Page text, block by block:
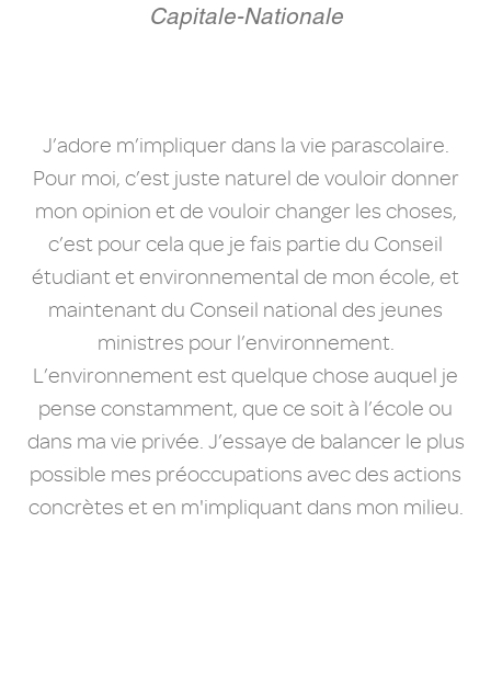
Capitale-Nationale
J’adore m’impliquer dans la vie parascolaire.
Pour moi, c’est juste naturel de vouloir donner
mon opinion et de vouloir changer les choses,
c’est pour cela que je fais partie du Conseil
étudiant et environnemental de mon école, et
maintenant du Conseil national des jeunes
ministres pour l’environnement.
L’environnement est quelque chose auquel je
pense constamment, que ce soit à l’école ou
dans ma vie privée. J’essaye de balancer le plus
possible mes préoccupations avec des actions
concrètes et en m'impliquant dans mon milieu.